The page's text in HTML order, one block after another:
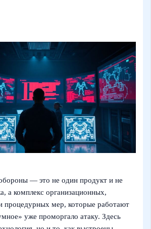
— это не один продукт и не
а комплекс организационных,
процедурных мер, которые работают
уже проморгало атаку. Здесь